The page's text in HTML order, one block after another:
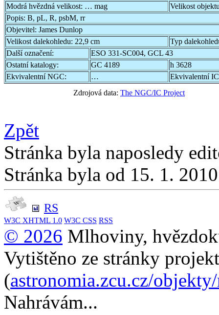
Modrá hvězdná velikost: … mag
Velikost
Popis: B, pL, R, psbM, rr
Objevitel: James Dunlop
Velikost dalekohledu: 22,9 cm
Typ
Další označení:
ESO 331-SC004, GCL 43
Ostatní katalogy:
GC 4189
h 3628
Ekvivalentní NGC:
…
Ekvivalentní
Zdrojová data: The NGC/IC Project
Zpět
Stránka byla naposledy
Stránka byla od 15. 1.
RS
W3C XHTML 1.0 W3C CSS RSS
© 2026 Mlhoviny,
Vytištěno ze stránky
(astronomia.zcu.cz/
Nahrávám...